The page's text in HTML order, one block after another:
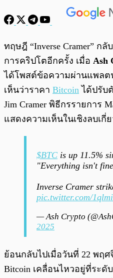
ทฤษฎี “Inverse Cramer” ก
การคริปโตอีกครั้ง เมื่อ Ash
ได้โพสต์ข้อความผ่านแพลต
เห็นว่าราคา Bitcoin ได้ปรับ
Jim Cramer พิธีกรรายการ
แสดงความเห็นในเชิงลบเกี่
$BTC is up 11.5%
"Everything isn't
Inverse Cramer
pic.twitter.com/
— Ash Crypto
2025
ย้อนกลับไปเมื่อวันที่ 22 พฤ
Bitcoin เคลื่อนไหวอยู่ที่ระดั